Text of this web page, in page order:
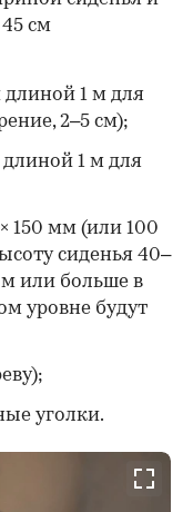
см
1 м для
2–5 см);
1 м для
150 мм (или 100
сиденья 40–
м или больше в
уровне будут
уголки.